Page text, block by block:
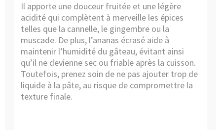
Il apporte une douceur fruitée et une légère
acidité qui complètent à merveille les épices
telles que la cannelle, le gingembre ou la
muscade. De plus, l’ananas écrasé aide à
maintenir l’humidité du gâteau, évitant ainsi
qu’il ne devienne sec ou friable après la cuisson.
Toutefois, prenez soin de ne pas ajouter trop de
liquide à la pâte, au risque de compromettre la
texture finale.